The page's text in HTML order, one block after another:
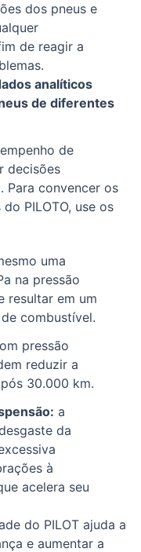
dos pneus e
de reagir a
analíticos
de diferentes
de
decisões
Para convencer os
PILOTO, use os
uma
na pressão
resultar em um
combustível.
pressão
reduzir a
30.000 km.
a
da
à
acelera seu
do PILOT ajuda a
e aumentar a